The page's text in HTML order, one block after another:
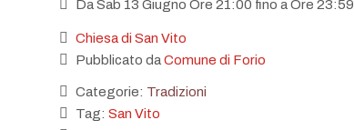
Da Sab 13 Giugno Ore 21:00 fino a Ore 23:59
Chiesa di San Vito
Pubblicato daComune di Forio
Categorie: Tradizioni
Tag: San Vito